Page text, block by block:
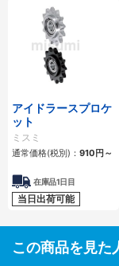
アイドラースプロケ
ット
ミスミ
通常価格(税別)： 910円～
在庫品1日目
当日出荷可能
この商品を見た